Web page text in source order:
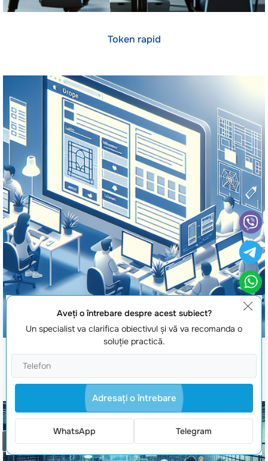
Token rapid
Aveţi o întrebare despre acest subiect?
Un specialist va clarifica obiectivul şi vă va recomanda o
soluţie practică.
Adresaţi o întrebare
WhatsApp Telegram
Comanda un apel